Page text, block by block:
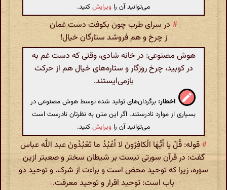
می‌توانید آن را ویرایشکنید.
# در سرای طرب چون بکوفت دست غمان
ز چرخ و هم فروشد ستارگان خیال!
هوش مصنوعی: در خانه شادی، وقتی که دست غم به
در کوبید، چرخ روزگار و ستاره‌های خیال هم از حرکت
بازمی‌ایستند.
اخطار: برگردان‌های تولید شده توسط هوش مصنوعی در
بسیاری از موارد نادرستند. اگر این متن به نظرتان نادرست است
می‌توانید آن را ویرایشکنید.
# قوله: قُلْ یا أَیُّهَا الْکافِرُونَ لا أَعْبُدُ ما تَعْبُدُونَ عبد اللَّه عباس
گفت: در قرآن سورتی نیست بر شیطان سختر و صعبتر ازین
سوره، زیرا که توحید محض است و براءت از شرک. و توحید دو
باب است: توحید اقرار و توحید معرفت.